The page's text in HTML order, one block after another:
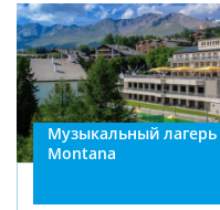
Музыкальный
Montana